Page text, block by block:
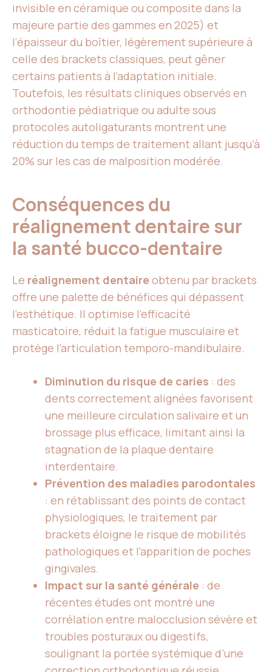
invisible en céramique ou composite dans la
majeure partie des gammes en 2025) et
l’épaisseur du boîtier, légèrement supérieure à
celle des brackets classiques, peut gêner
certains patients à l’adaptation initiale.
Toutefois, les résultats cliniques observés en
orthodontie pédiatrique ou adulte sous
protocoles autoligaturants montrent une
réduction du temps de traitement allant jusqu’à
20% sur les cas de malposition modérée.
Conséquences du
réalignement dentaire sur
la santé bucco-dentaire
Le réalignement dentaire obtenu par brackets
offre une palette de bénéfices qui dépassent
l’esthétique. Il optimise l’efficacité
masticatoire, réduit la fatigue musculaire et
protège l’articulation temporo-mandibulaire.
Diminution du risque de caries : des
dents correctement alignées favorisent
une meilleure circulation salivaire et un
brossage plus efficace, limitant ainsi la
stagnation de la plaque dentaire
interdentaire.
Prévention des maladies parodontales
: en rétablissant des points de contact
physiologiques, le traitement par
brackets éloigne le risque de mobilités
pathologiques et l’apparition de poches
gingivales.
Impact sur la santé générale : de
récentes études ont montré une
corrélation entre malocclusion sévère et
troubles posturaux ou digestifs,
soulignant la portée systémique d’une